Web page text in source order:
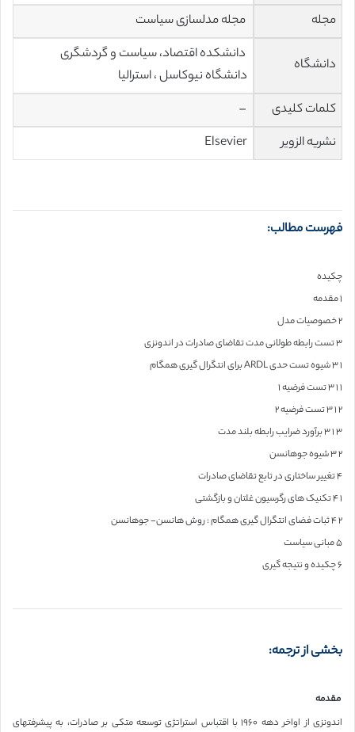
مجله مجله مدلسازی سیاست
دانشگاه
دانشکده اقتصاد، سیاست و گردشگری
دانشگاه نیوکاسل ، استرالیا
کلمات کلیدی
–
نشریه الزویر
Elsevier
فهرست مطالب:
چکیده
۱ مقدمه
۲ خصوصیات مدل
۳ تست رابطه طولانی مدت تقاضای صادرات در اندونزی
۱ ۳ شیوه تست حدی ARDL برای انتگرال گیری همگام
۱ ۱ ۳ تست فرضیه ۱
۲ ۱ ۳ تست فرضیه ۲
۳ ۱ ۳ برآورد ضرایب رابطه بلند مدت
۲ ۳ شیوه جوهانسن
۴ تغییر ساختاری در تابع تقاضای صادرات
۱ ۴ تکنیک های رگرسیون غلتان و بازگشتی
۲ ۴ ثبات فضای انتگرال گیری همگام : روش هانسن- جوهانسن
۵ مبانی سیاست
۶ چکیده و نتیجه گیری
بخشی از ترجمه:
مقدمه
اندونزی از اواخر دهه ۱۹۶۰ با اقتباس استراتژی توسعه متکی بر صادرات، به پیشرفتهای